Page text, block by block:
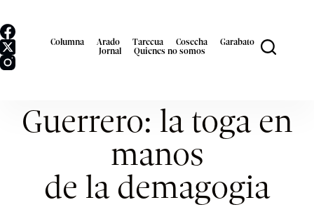
Columna Arado Tarecua Cosecha
Garabato
Jornal
Quienes no somos
Guerrero: la toga en
manos
de la demagogia